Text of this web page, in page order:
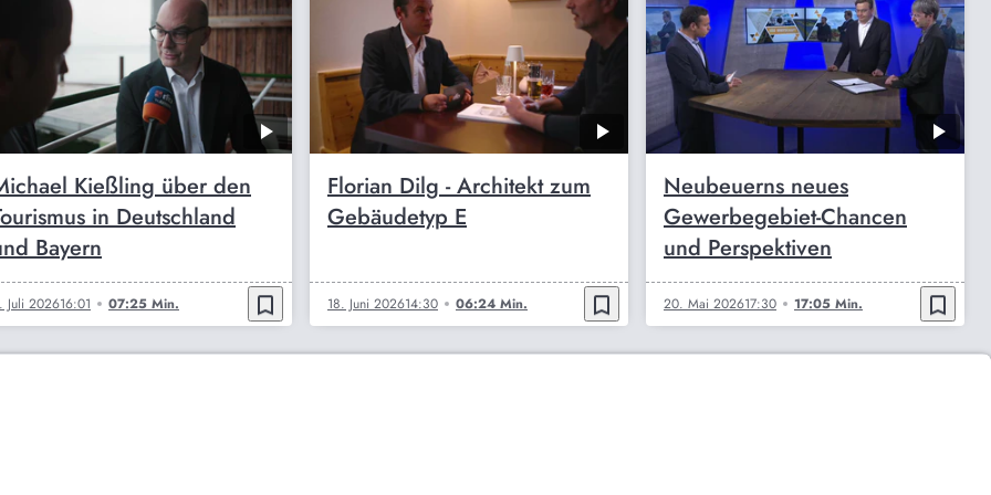
Kießling über den
in Deutschland
Bayern
Juli 202616:01 07:25 Min. bookmark_border
Florian Dilg - Architekt zum
Gebäudetyp E
18. Juni 202614:30 06:24 Min. bookmark_border
Neubeuerns neues
Gewerbegebiet-Chancen
und Perspektiven
20. Mai 202617:30 17:05 Min. bookmark_border